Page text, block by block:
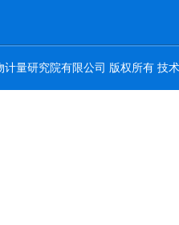
计量研究院有限公司 版权所有 技